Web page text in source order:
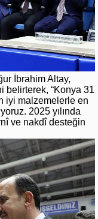
İbrahim Altay,
belirterek, “Konya 31
iyi malzemelerle en
2025 yılında
ve nakdî desteğin